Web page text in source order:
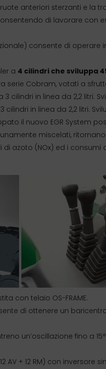
anteriori sterzanti e la
di lavorare con
consente di operare
a 4 cilindri che sviluppa
serie Cobram, votati a
3 cilindri in linea da 2,2 litri.
cilindri in linea da 2,2 litri.
il nuovo EGR System
miscelati,
azoto (NOx) ed i consumi
con telaio OS-FRAME.
di ottenere un
un’oscillazione fino a
AV + 12 RM) con inversore